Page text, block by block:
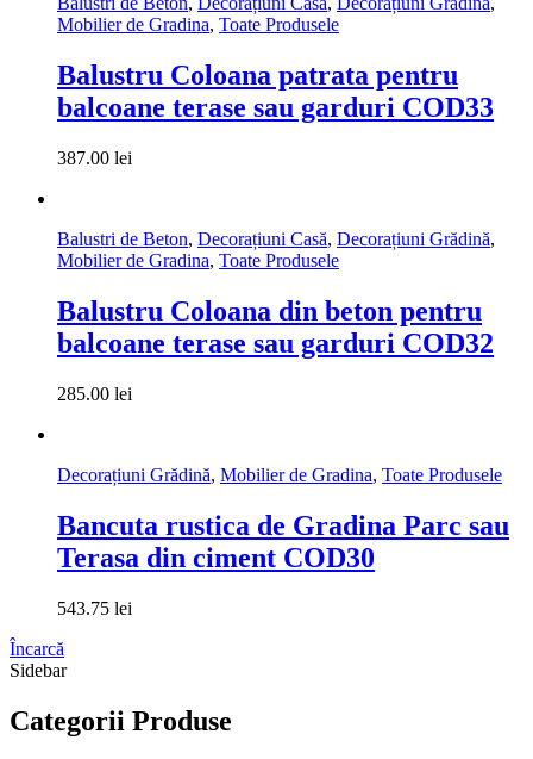
Mobilier de Gradina, Toate Produsele
Balustru Coloana patrata pentru
balcoane terase sau garduri COD33
387.00 lei
Balustri de Beton, Decorațiuni Casă, Decorațiuni Grădină,
Mobilier de Gradina, Toate Produsele
Balustru Coloana din beton pentru
balcoane terase sau garduri COD32
285.00 lei
Decorațiuni Grădină, Mobilier de Gradina, Toate Produsele
Bancuta rustica de Gradina Parc sau
Terasa din ciment COD30
543.75 lei
Încarcă
Sidebar
Categorii Produse